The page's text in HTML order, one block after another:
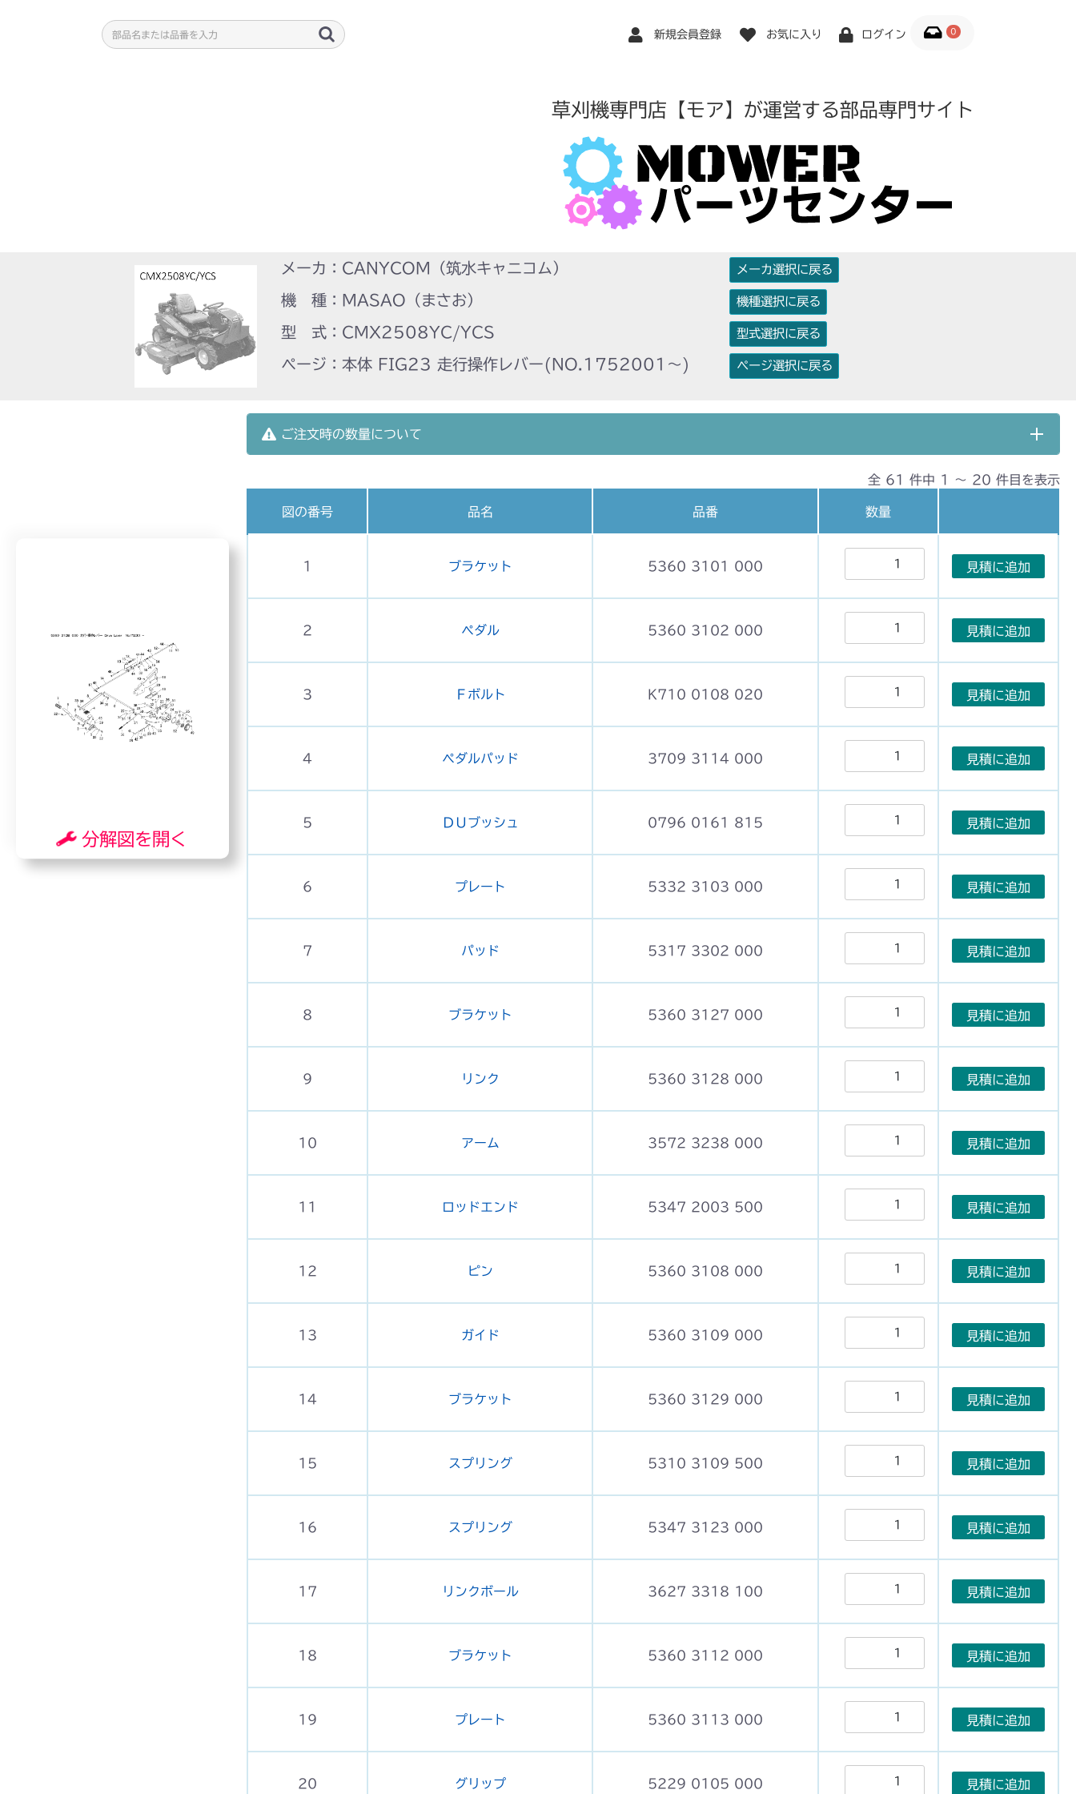
新規会員登録 お気に入り ログイン 0
草刈機専門店【モア】が運営する部品専門サイト
メーカ：CANYCOM（筑水キャニコム）
機 種：MASAO（まさお）
型 式：CMX2508YC/YCS
ページ：本体 FIG23 走行操作レバー(NO.1752001～)
メーカ選択に戻る
機種選択に戻る
型式選択に戻る
ページ選択に戻る
分解図を開く
ご注文時の数量について
全 61 件中 1 〜 20 件目を表示
図の番号 品名 品番 数量
1 ブラケット 5360 3101 000 見積に追加
2 ペダル 5360 3102 000 見積に追加
3 Ｆボルト K710 0108 020 見積に追加
4 ペダルパッド 3709 3114 000 見積に追加
5 ＤＵブッシュ 0796 0161 815 見積に追加
6 プレート 5332 3103 000 見積に追加
7 パッド 5317 3302 000 見積に追加
8 ブラケット 5360 3127 000 見積に追加
9 リンク 5360 3128 000 見積に追加
10 アーム 3572 3238 000 見積に追加
11 ロッドエンド 5347 2003 500 見積に追加
12 ピン 5360 3108 000 見積に追加
13 ガイド 5360 3109 000 見積に追加
14 ブラケット 5360 3129 000 見積に追加
15 スプリング 5310 3109 500 見積に追加
16 スプリング 5347 3123 000 見積に追加
17 リンクボール 3627 3318 100 見積に追加
18 ブラケット 5360 3112 000 見積に追加
19 プレート 5360 3113 000 見積に追加
20 グリップ 5229 0105 000 見積に追加